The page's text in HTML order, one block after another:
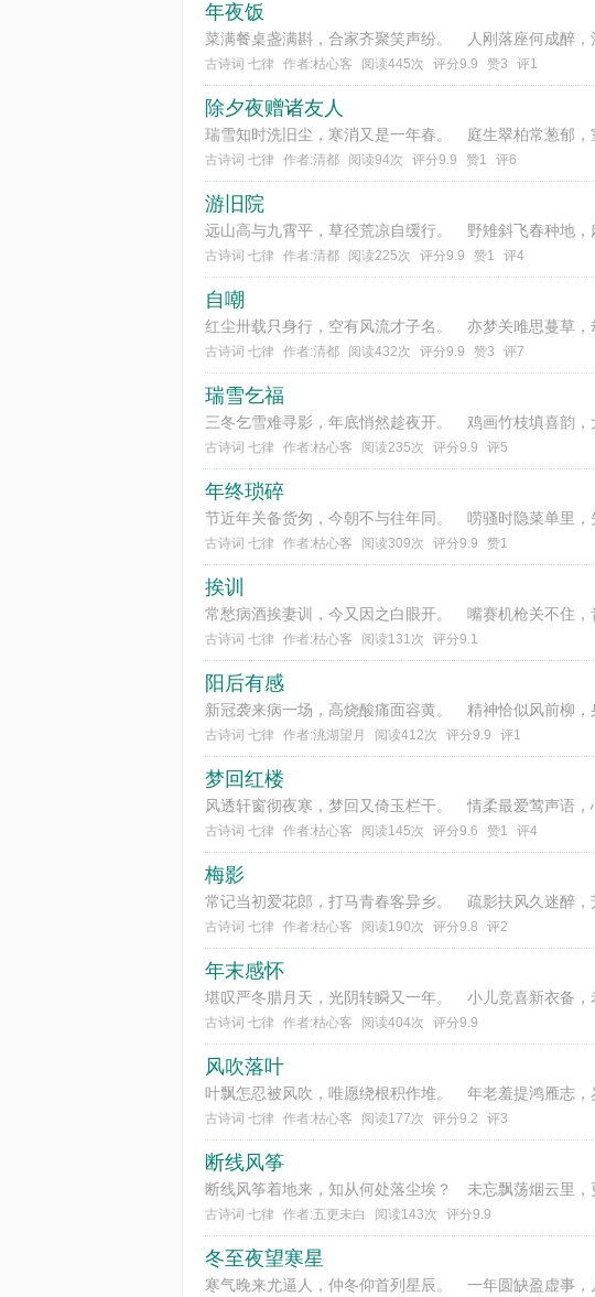
年夜饭
古诗词 七律 作者:枯心客 阅读445次 评分9.9 赞3 评1
除夕夜赠诸友人
古诗词 七律 作者:清都 阅读94次 评分9.9 赞1 评6
游旧院
古诗词 七律 作者:清都 阅读225次 评分9.9 赞1 评4
自嘲
古诗词 七律 作者:清都 阅读432次 评分9.9 赞3 评7
瑞雪乞福
古诗词 七律 作者:枯心客 阅读235次 评分9.9 评5
年终琐碎
古诗词 七律 作者:枯心客 阅读309次 评分9.9 赞1
挨训
古诗词 七律 作者:枯心客 阅读131次 评分9.1
阳后有感
古诗词 七律 作者:洮湖望月 阅读412次 评分9.9 评1
梦回红楼
古诗词 七律 作者:枯心客 阅读145次 评分9.6 赞1 评4
梅影
古诗词 七律 作者:枯心客 阅读190次 评分9.8 评2
年末感怀
古诗词 七律 作者:枯心客 阅读404次 评分9.9
风吹落叶
古诗词 七律 作者:枯心客 阅读177次 评分9.2 评3
断线风筝
古诗词 七律 作者:五更未白 阅读143次 评分9.9
冬至夜望寒星